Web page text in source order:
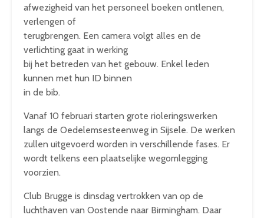
afwezigheid van het personeel boeken ontlenen,
verlengen of
terugbrengen. Een camera volgt alles en de
verlichting gaat in werking
bij het betreden van het gebouw. Enkel leden
kunnen met hun ID binnen
in de bib.
Vanaf 10 februari starten grote rioleringswerken
langs de Oedelemsesteenweg in Sijsele. De werken
zullen uitgevoerd worden in verschillende fases. Er
wordt telkens een plaatselijke wegomlegging
voorzien.
Club Brugge is dinsdag vertrokken van op de
luchthaven van Oostende naar Birmingham. Daar